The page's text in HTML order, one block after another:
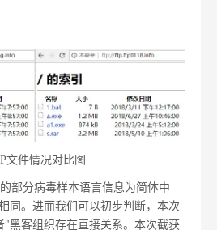
文件情况对比图
部分病毒样本语言信息为简体中
同。进而我们可以初步判断，本次
"黑客组织存在直接关系。本次截获